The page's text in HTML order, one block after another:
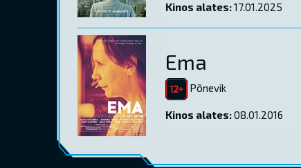
Kinos alates:17.01.2025
Ema
Põnevik
Kinos alates:08.01.2016